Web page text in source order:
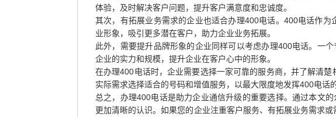
体验，及时解决客户问题，提升客户满意度和忠诚度。
其次，有拓展业务需求的企业也适合办理400电话。400电话作
业形象，吸引更多潜在客户，助力企业业务拓展。
此外，需要提升品牌形象的企业同样可以考虑办理400电话。一
企业的实力和规模，提升企业在客户心中的形象。
在办理400电话时，企业需要选择一家可靠的服务商，并了解清
实际需求选择适合的号码和增值服务，以最大限度地发挥400电话的
总之，办理400电话是助力企业通信升级的重要选择。通过本文
更加清晰的认识。如果您的企业注重客户服务、有拓展业务需求